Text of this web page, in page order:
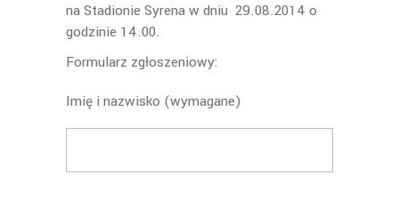
na Stadionie Syrena w dniu 29.08.2014 o
godzinie 14.00.
Formularz zgłoszeniowy:
Imię i nazwisko (wymagane)